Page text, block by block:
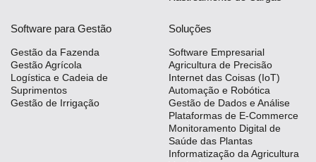
Software para Gestão
Gestão da Fazenda
Gestão Agrícola
Logística e Cadeia de
Suprimentos
Gestão de Irrigação
Soluções
Software Empresarial
Agricultura de Precisão
Internet das Coisas (IoT)
Automação e Robótica
Gestão de Dados e Análise
Plataformas de E-Commerce
Monitoramento Digital de
Saúde das Plantas
Informatização da Agricultura